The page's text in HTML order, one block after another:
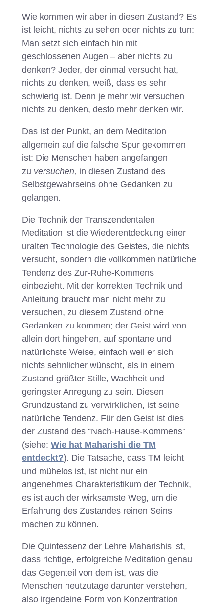
Wie kommen wir aber in diesen Zustand? Es
ist leicht, nichts zu sehen oder nichts zu tun:
Man setzt sich einfach hin mit
geschlossenen Augen – aber nichts zu
denken? Jeder, der einmal versucht hat,
nichts zu denken, weiß, dass es sehr
schwierig ist. Denn je mehr wir versuchen
nichts zu denken, desto mehr denken wir.
Das ist der Punkt, an dem Meditation
allgemein auf die falsche Spur gekommen
ist: Die Menschen haben angefangen
zu versuchen, in diesen Zustand des
Selbstgewahrseins ohne Gedanken zu
gelangen.
Die Technik der Transzendentalen
Meditation ist die Wiederentdeckung einer
uralten Technologie des Geistes, die nichts
versucht, sondern die vollkommen natürliche
Tendenz des Zur-Ruhe-Kommens
einbezieht. Mit der korrekten Technik und
Anleitung braucht man nicht mehr zu
versuchen, zu diesem Zustand ohne
Gedanken zu kommen; der Geist wird von
allein dort hingehen, auf spontane und
natürlichste Weise, einfach weil er sich
nichts sehnlicher wünscht, als in einem
Zustand größter Stille, Wachheit und
geringster Anregung zu sein. Diesen
Grundzustand zu verwirklichen, ist seine
natürliche Tendenz. Für den Geist ist dies
der Zustand des “Nach-Hause-Kommens”
(siehe: Wie hat Maharishi die TM
entdeckt?). Die Tatsache, dass TM leicht
und mühelos ist, ist nicht nur ein
angenehmes Charakteristikum der Technik,
es ist auch der wirksamste Weg, um die
Erfahrung des Zustandes reinen Seins
machen zu können.
Die Quintessenz der Lehre Maharishis ist,
dass richtige, erfolgreiche Meditation genau
das Gegenteil von dem ist, was die
Menschen heutzutage darunter verstehen,
also irgendeine Form von Konzentration